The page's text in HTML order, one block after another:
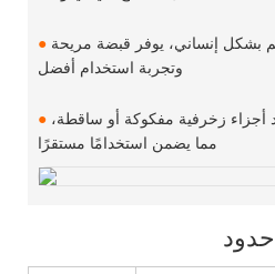
● إنساني، يوفر قبضة مريحة
وتجربة استخدام أفضل
● أجزاء زخرفية مفكوكة أو ساقطة،
مما يضمن استخدامًا مستقرًا
حدود